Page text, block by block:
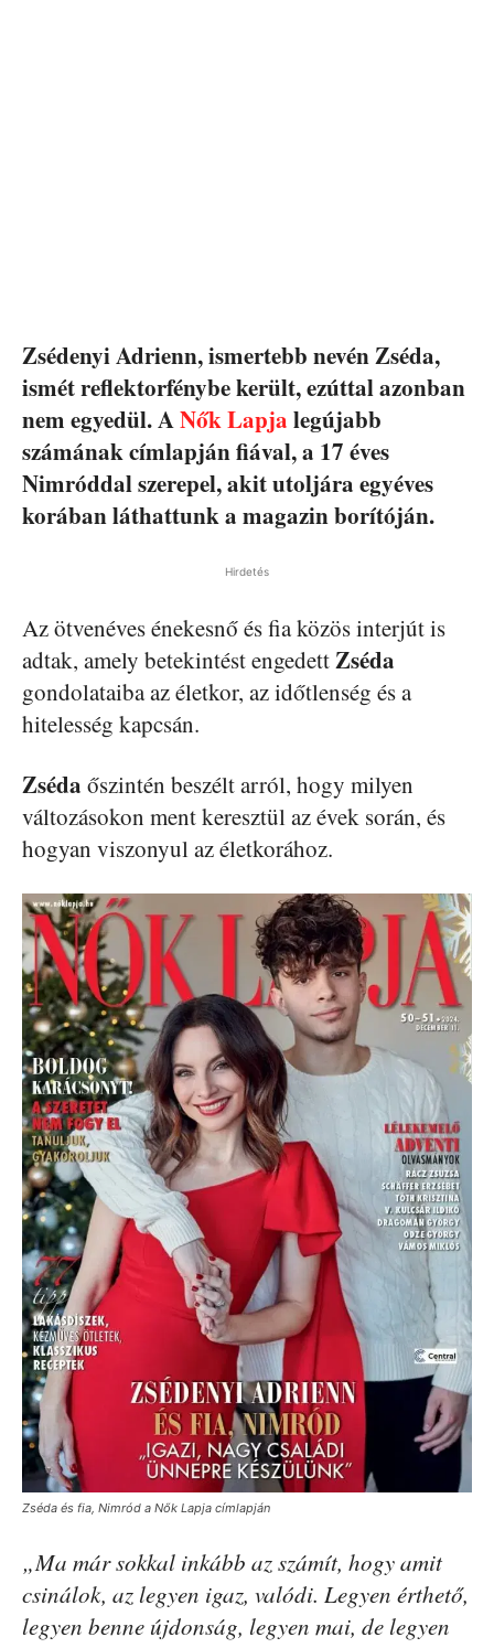
Zsédenyi Adrienn, ismertebb nevén Zséda,
ismét reflektorfénybe került, ezúttal azonban
nem egyedül. ANők Lapja legújabb
számának címlapján fiával, a 17 éves
Nimróddal szerepel, akit utoljára egyéves
korában láthattunk a magazin borítóján.
Hirdetés
Az ötvenéves énekesnő és fia közös interjút is
adtak, amely betekintést engedettZséda
gondolataiba az életkor, az időtlenség és a
hitelesség kapcsán.
Zséda őszintén beszélt arról, hogy milyen
változásokon ment keresztül az évek során, és
hogyan viszonyul az életkorához.
Zséda és fia, Nimród a Nők Lapja címlapján
„Ma már sokkal inkább az számít, hogy amit
csinálok, az legyen igaz, valódi. Legyen érthető,
legyen benne újdonság, legyen mai, de legyen